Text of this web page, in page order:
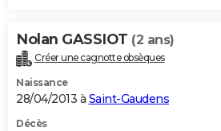
Nolan GASSIOT (2 ans)
Créer une cagnotte obsèques
Naissance
28/04/2013 à Saint-Gaudens
Décès